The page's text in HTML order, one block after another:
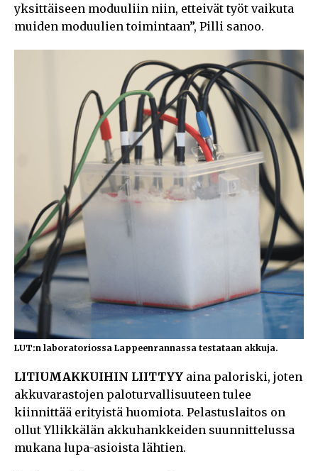
yksittäiseen moduuliin niin, etteivät työt vaikuta
muiden moduulien toimintaan”, Pilli sanoo.
LUT:n laboratoriossa Lappeenrannassa testataan akkuja.
LITIUMAKKUIHIN LIITTYY aina paloriski, joten
akkuvarastojen paloturvallisuuteen tulee
kiinnittää erityistä huomiota. Pelastuslaitos on
ollut Yllikkälän akkuhankkeiden suunnittelussa
mukana lupa-asioista lähtien.